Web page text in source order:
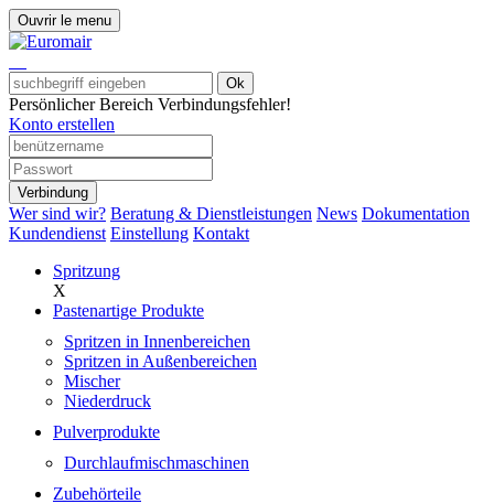
Ouvrir le menu
Ok
Persönlicher Bereich Verbindungsfehler!
Konto erstellen
Verbindung
Wer sind wir? Beratung & Dienstleistungen News Dokumentation
Kundendienst Einstellung Kontakt
Spritzung
X
Pastenartige Produkte
Spritzen in Innenbereichen
Spritzen in Außenbereichen
Mischer
Niederdruck
Pulverprodukte
Durchlaufmischmaschinen
Zubehörteile